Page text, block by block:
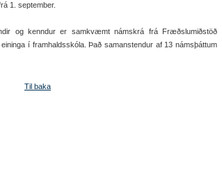
1. september.
og kenndur er samkvæmt námskrá frá Fræðslumiðstöð
í framhaldsskóla. Það samanstendur af 13 námsþáttum
Til baka